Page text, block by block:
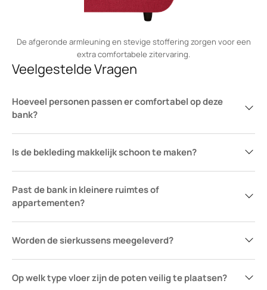
De afgeronde armleuning en stevige stoffering zorgen voor een
extra comfortabele zitervaring.
Veelgestelde Vragen
Hoeveel personen passen er comfortabel op deze
bank?
Is de bekleding makkelijk schoon te maken?
Past de bank in kleinere ruimtes of
appartementen?
Worden de sierkussens meegeleverd?
Op welk type vloer zijn de poten veilig te plaatsen?